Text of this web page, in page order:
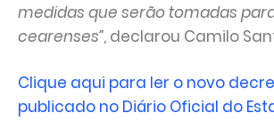
medidas que serão tomadas
cearenses”, declarou Camilo
Clique aqui para ler o novo
publicado no Diário Oficial do